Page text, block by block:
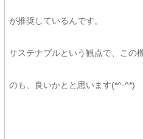
が推奨しているんです。
サステナブルという観点で、この
のも、良いかとと思います(*^-^*)